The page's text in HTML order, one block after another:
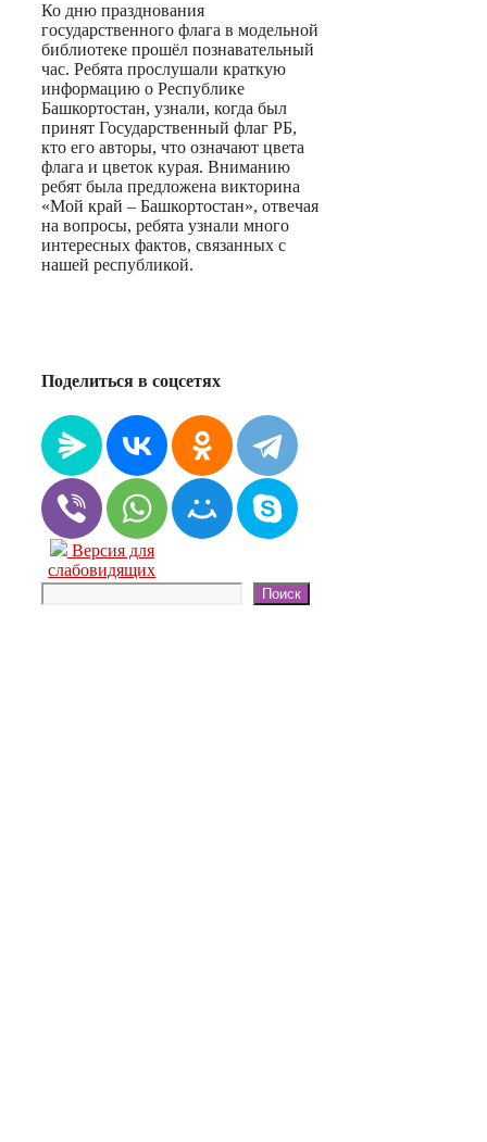
Ко дню празднования
государственного флага в модельной
библиотеке прошёл познавательный
час. Ребята прослушали краткую
информацию о Республике
Башкортостан, узнали, когда был
принят Государственный флаг РБ,
кто его авторы, что означают цвета
флага и цветок курая. Вниманию
ребят была предложена викторина
«Мой край – Башкортостан», отвечая
на вопросы, ребята узнали много
интересных фактов, связанных с
нашей республикой.
Поделиться в соцсетях
Версия для
слабовидящих
Поиск
Поиск